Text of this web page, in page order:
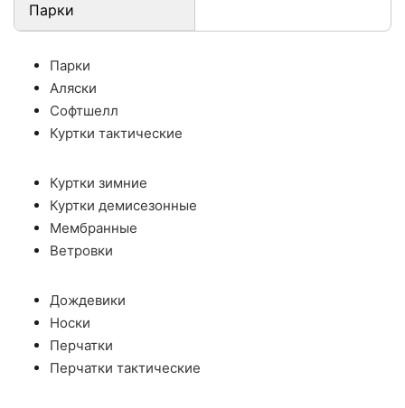
Парки
Парки
Аляски
Софтшелл
Куртки тактические
Куртки зимние
Куртки демисезонные
Мембранные
Ветровки
Дождевики
Носки
Перчатки
Перчатки тактические